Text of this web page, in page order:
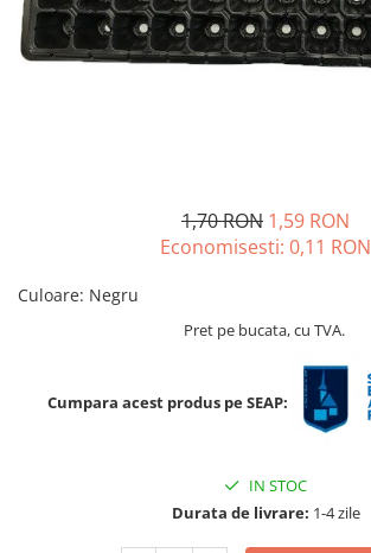
Ridichi
Salata
fragute
leustean
1,70 RON 1,59 RON
Economisesti: 0,11 RON
Culoare: Negru
Pret pe bucata, cu TVA.
Cumpara acest produs pe SEAP:
IN STOC
Durata de livrare: 1-4 zile